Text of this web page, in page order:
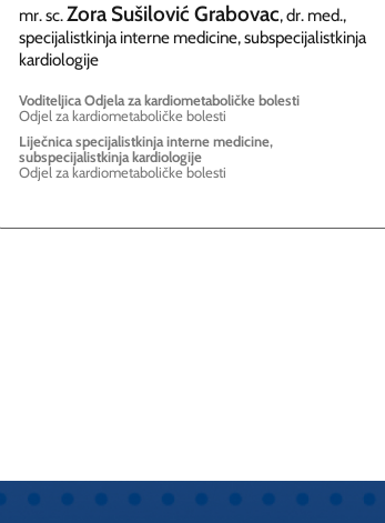
mr. sc.Zora Sušilović Grabovac, dr. med.,
specijalistkinja interne medicine, subspecijalistkinja
kardiologije
Voditeljica Odjela za kardiometaboličke bolesti
Odjel za kardiometaboličke bolesti
Liječnica specijalistkinja interne medicine,
subspecijalistkinja kardiologije
Odjel za kardiometaboličke bolesti